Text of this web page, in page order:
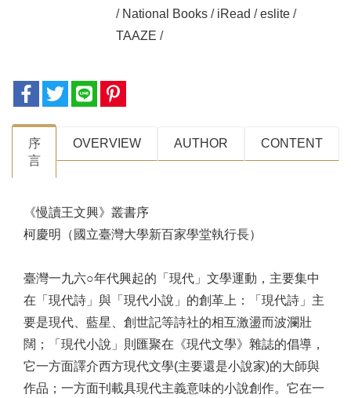
/ National Books / iRead /eslite /
TAAZE /
序
⾔
OVERVIEW AUTHOR CONTENT
《慢讀王文興》叢書序
柯慶明（國立臺灣大學新百家學堂執行長）
臺灣一九六○年代興起的「現代」文學運動，主要集中
在「現代詩」與「現代小說」的創革上：「現代詩」主
要是現代、藍星、創世記等詩社的相互激盪而波瀾壯
闊；「現代小說」則匯聚在《現代文學》雜誌的倡導，
它一方面譯介西方現代文學(主要還是小說家)的大師與
作品；一方面刊載具現代主義意味的小說創作。它在一